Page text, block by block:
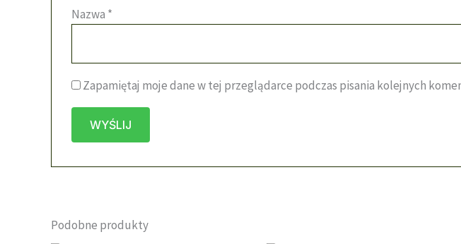
Nazwa *
Zapamiętaj moje dane w tej przeglądarce podczas pisania kolejnych
Podobne produkty